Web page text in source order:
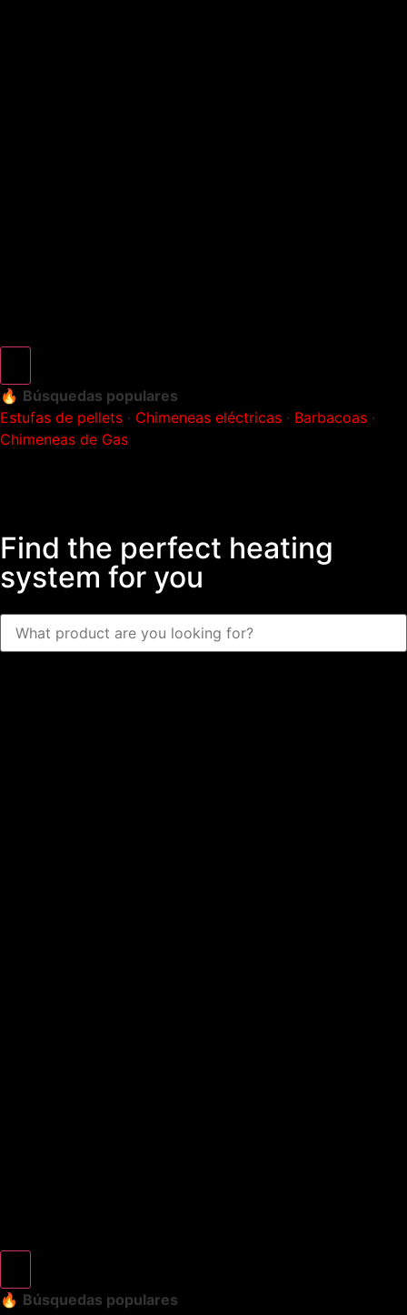
🔥 Búsquedas populares
Estufas de pellets · Chimeneas eléctricas · Barbacoas ·
Chimeneas de Gas
Find the perfect heating
system for you
🔥 Búsquedas populares